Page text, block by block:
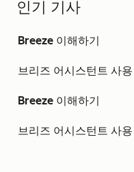
인기 기사
Breeze 이해하기
브리즈 어시스턴트 사용
Breeze 이해하기
브리즈 어시스턴트 사용